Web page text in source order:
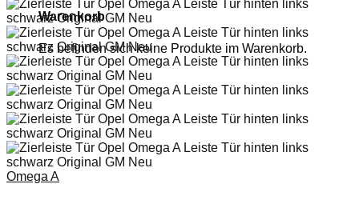
Warenkorb
Es befinden sich keine Produkte im Warenkorb.
Omega A